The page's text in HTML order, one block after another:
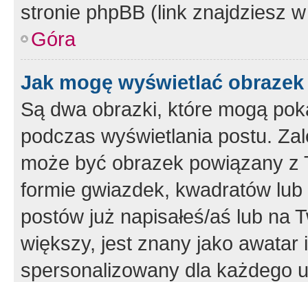
stronie phpBB (link znajdziesz
Góra
Jak mogę wyświetlać
Są dwa obrazki, które mogą
podczas wyświetlania postu.
może być obrazek powiązany z
formie gwiazdek, kwadratów
postów już napisałeś/aś lub na
większy, jest znany jako
spersonalizowany dla każdego